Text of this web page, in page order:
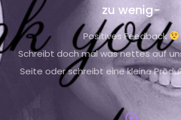
zu wenig-
Positives Feedback
Schreibt doch mal was nettes auf
Seite oder schreibt eine kleine